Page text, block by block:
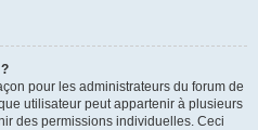
pour les administrateurs du forum de
utilisateur peut appartenir à plusieurs
des permissions individuelles. Ceci